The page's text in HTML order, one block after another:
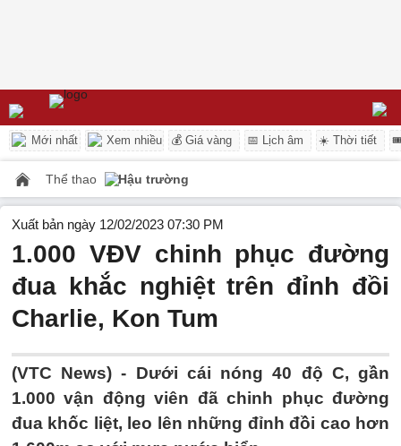
Mới nhất Xem nhiều 💰 Giá vàng 📅 Lịch âm ☀️ Thời tiết
Thể thao Hậu trường
Xuất bản ngày 12/02/2023 07:30 PM
1.000 VĐV chinh phục đường
đua khắc nghiệt trên đỉnh đồi
Charlie, Kon Tum
(VTC News) - Dưới cái nóng 40 độ C, gần
1.000 vận động viên đã chinh phục đường
đua khốc liệt, leo lên những đỉnh đồi cao hơn